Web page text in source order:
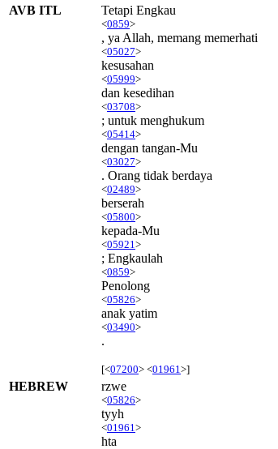
AVB ITL
Tetapi Engkau
<0859>
, ya Allah, memang memerhati
<05027>
kesusahan
<05999>
dan kesedihan
<03708>
; untuk menghukum
<05414>
dengan tangan-Mu
<03027>
. Orang tidak berdaya
<02489>
berserah
<05800>
kepada-Mu
<05921 >
; Engkaulah
<0859>
Penolong
<05826>
anak yatim
<03490>
.
[<07200> <01961 >]
HEBREW rzwe
<05826>
tyyh
<01961 >
hta